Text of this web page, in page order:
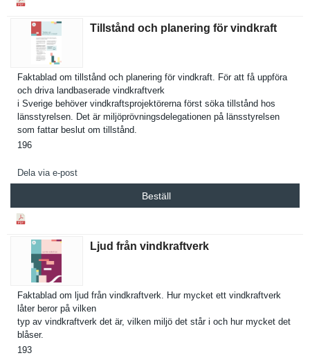
Tillstånd och planering för vindkraft
Faktablad om tillstånd och planering för vindkraft. För att få uppföra
och driva landbasera­de vindkraftv­erk
i Sverige behöver vindkrafts­projektöre­rna först söka tillstånd hos
länsstyrel­sen. Det är miljöprövn­ingsdelega­tionen på länsstyrel­sen
som fattar beslut om tillstånd.
196
Dela via e-post
Beställ
Ljud från vindkraftverk
Faktablad om ljud från vindkraftv­erk. Hur mycket ett vindkraftv­erk
låter beror på vilken
typ av vindkraftv­erk det är, vilken miljö det står i och hur mycket det
blåser.
193